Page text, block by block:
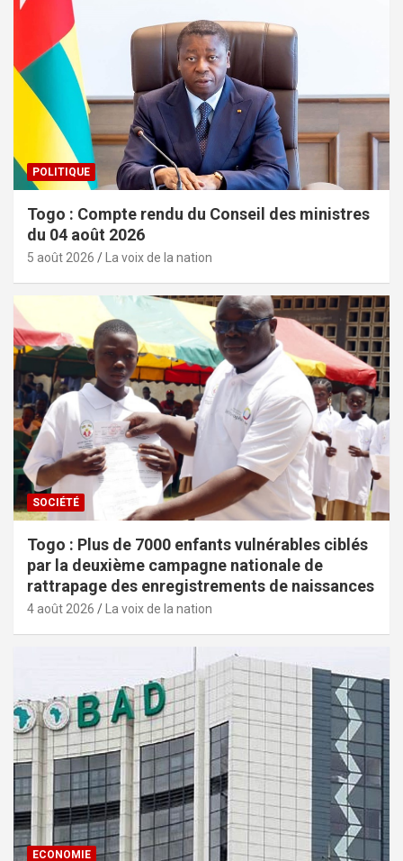
POLITIQUE
Togo : Compte rendu du Conseil des ministres
du 04 août 2026
5 août 2026 La voix de la nation
SOCIÉTÉ
Togo : Plus de 7000 enfants vulnérables ciblés
par la deuxième campagne nationale de
rattrapage des enregistrements de naissances
4 août 2026 La voix de la nation
ECONOMIE